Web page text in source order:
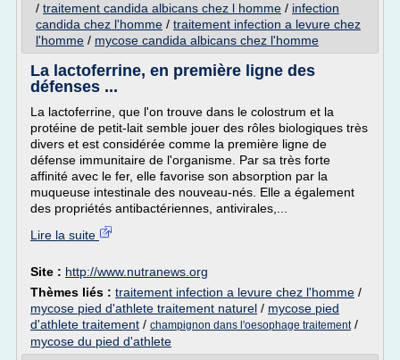
/ traitement candida albicans chez l homme / infection
candida chez l'homme / traitement infection a levure chez
l'homme / mycose candida albicans chez l'homme
La lactoferrine, en première ligne des
défenses ...
La lactoferrine, que l'on trouve dans le colostrum et la
protéine de petit-lait semble jouer des rôles biologiques très
divers et est considérée comme la première ligne de
défense immunitaire de l'organisme. Par sa très forte
affinité avec le fer, elle favorise son absorption par la
muqueuse intestinale des nouveau-nés. Elle a également
des propriétés antibactériennes, antivirales,...
Lire la suite
Site : http://www.nutranews.org
Thèmes liés : traitement infection a levure chez l'homme /
mycose pied d'athlete traitement naturel / mycose pied
d'athlete traitement / champignon dans l'oesophage traitement/
mycose du pied d'athlete